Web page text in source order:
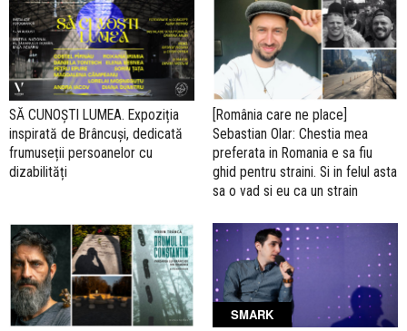
SĂ CUNOȘTI LUMEA. Expoziția
inspirată de Brâncuși, dedicată
frumuseții persoanelor cu
dizabilități
[România care ne place]
Sebastian Olar: Chestia mea
preferata in Romania e sa fiu
ghid pentru straini. Si in felul asta
sa o vad si eu ca un strain
SMARK